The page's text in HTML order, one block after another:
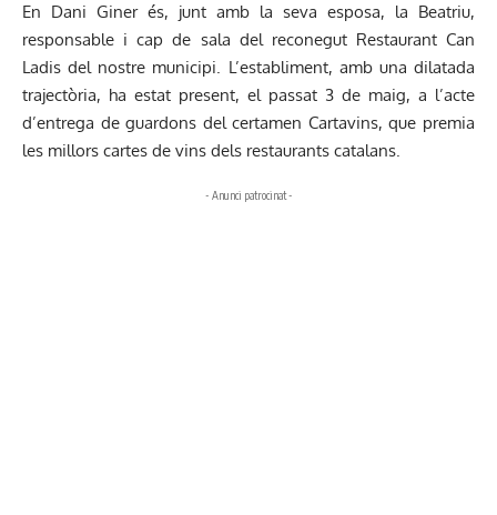
En Dani Giner és, junt amb la seva esposa, la Beatriu,
responsable i cap de sala del reconegut Restaurant Can
Ladis del nostre municipi. L’establiment, amb una dilatada
trajectòria, ha estat present, el passat 3 de maig, a l’acte
d’entrega de guardons del certamen Cartavins, que premia
les millors cartes de vins dels restaurants catalans.
- Anunci patrocinat -